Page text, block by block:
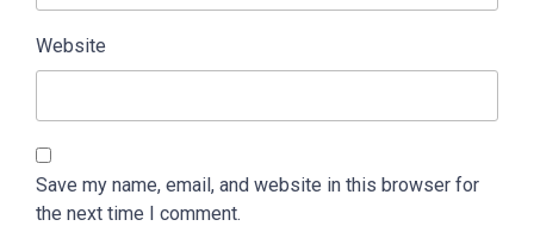
Website
Save my name, email, and website in this browser for
the next time I comment.